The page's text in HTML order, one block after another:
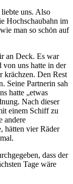
uns. Also
Hochschaubahn im
man so schön auf
an Deck. Es war
von uns hatte in der
krächzen. Den Rest
Seine Partnerin sah
hatte „etwas
Nach dieser
einem Schiff zu
andere
hätten vier Räder
dass der
Tage wäre